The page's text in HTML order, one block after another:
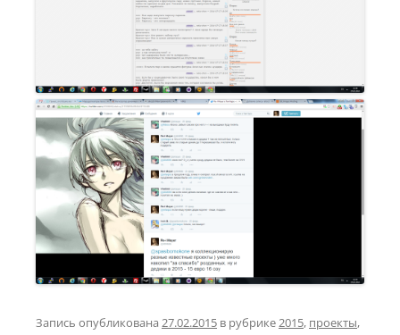
Запись опубликована 27.02.2015 в рубрике2015, проекты,